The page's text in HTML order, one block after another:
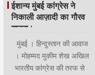
रमजान पर दिया एकता-
भाईचारे का संदेश:कांग्रेस ने
आयोजित किया रोजा इफ्तार
मुंबई | हिन्दुस्तान की आवाज |
मोहम्मद मुकीम शेखमुंबई कांग्रेस
अध्यक्ष भाई जगताप व कार्याध्यक्ष